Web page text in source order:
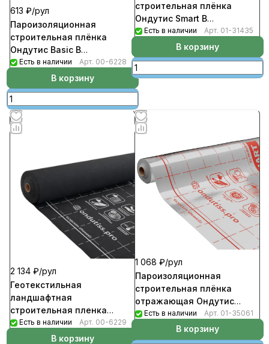
613 ₽/рул
Пароизоляционная
строительная плёнка
Ондутис Basic B
(рул1,5м*33,33м.п-50кв.м)
Есть в наличии Арт. 00-6228
В корзину
строительная плёнка
Ондутис Smart B
(рул1,5м*46,66м.п-70кв.м)
Есть в наличии Арт. 01-31435
В корзину
2 134 ₽/рул
Геотекстильная
ландшафтная
строительная пленка
Ондутис Geo
(рул1,5м*53,33м.п-80кв.м)
Есть в наличии Арт. 00-6229
В корзину
1 068 ₽/рул
Пароизоляционная
строительная плёнка
отражающая Ондутис
SMART Termo
(рул1,5м*20м.п-30кв.м)
Есть в наличии Арт. 01-35061
В корзину